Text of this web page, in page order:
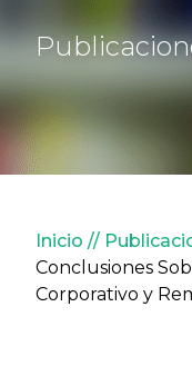
Inicio
Conclusiones
Corporativo y